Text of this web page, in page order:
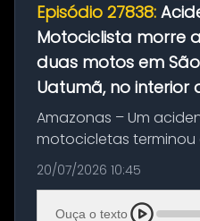
Episódio 27838:
Motociclista morre
duas motos em
Uatumã, no interior
Amazonas – Um
motocicletas terminou
Figueiredo de Souza,
de São Sebastião do
Amazonas. A colisão
20/07/2026 10:45
Ouça o texto